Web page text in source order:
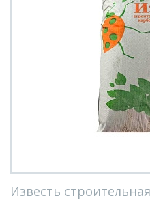
Известь строительная